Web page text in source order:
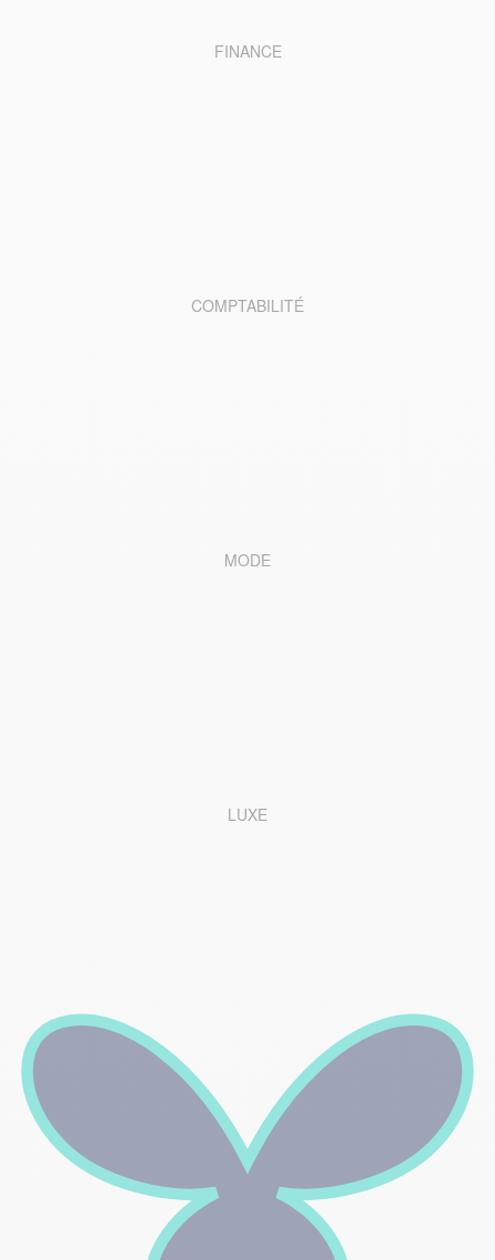
FINANCE
COMPTABILITÉ
MODE
LUXE